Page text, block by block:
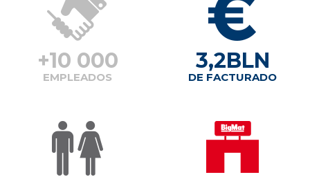
NOTICIAS
CONTACTO
+10 000
EMPLEADOS
3,2BLN
DE FACTURADO